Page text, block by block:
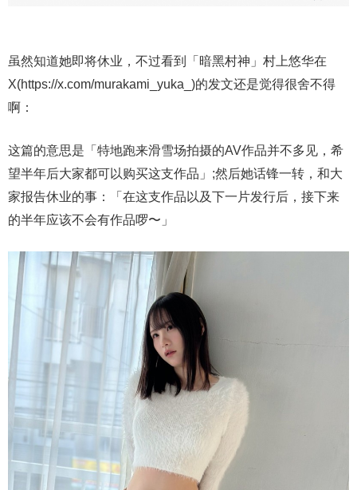
虽然知道她即将休业，不过看到「暗黑村神」村上悠华在
X(https://x.com/murakami_yuka_)的发文还是觉得很舍不得
啊：
这篇的意思是「特地跑来滑雪场拍摄的AV作品并不多见，希
望半年后大家都可以购买这支作品」;然后她话锋一转，和大
家报告休业的事：「在这支作品以及下一片发行后，接下来
的半年应该不会有作品啰〜」